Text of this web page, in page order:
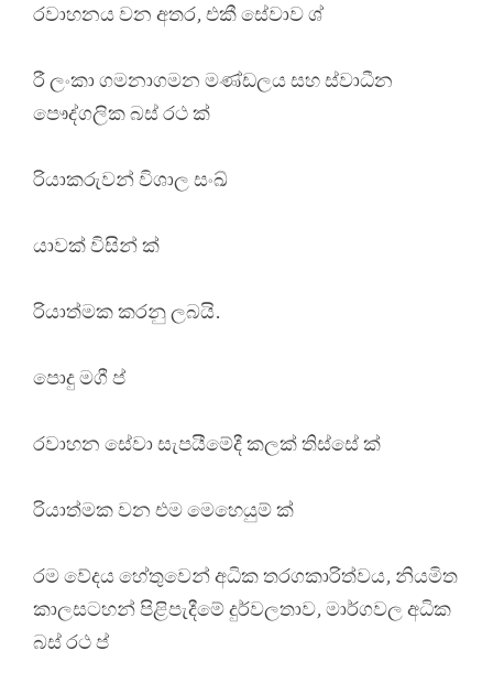
රවාහනය වන අතර, එකී සේවාව ශ්
රී ලංකා ගමනාගමන මණ්ඩලය සහ ස්වාධීන
පෞද්ගලික බස් රථ ක්
රියාකරුවන් විශාල සංඛ්
යාවක් විසින් ක්
රියාත්මක කරනු ලබයි.
පොදු මගී ප්
රවාහන සේවා සැපයීමේදී කලක් තිස්සේ ක්
රියාත්මක වන එම මෙහෙයුම් ක්
රම වේදය හේතුවෙන් අධික තරගකාරිත්වය, නියමිත
කාලසටහන් පිළිපැදීමේ දුර්වලතාව, මාර්ගවල අධික
බස් රථ ප්